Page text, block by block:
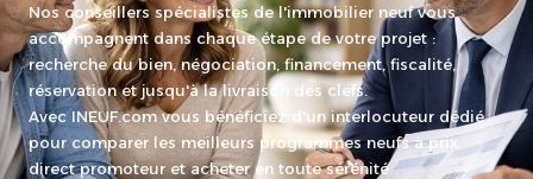
Nos conseillers spécialistes de l'immobilier neuf vous
accompagnent dans chaque étape de votre projet :
recherche du bien, négociation, financement, fiscalité,
réservation et jusqu'à la livraison des clefs.
Avec INEUF.com vous bénéficiez d'un interlocuteur dédié
pour comparer les meilleurs programmes neufs à prix
direct promoteur et acheter en toute sérénité.